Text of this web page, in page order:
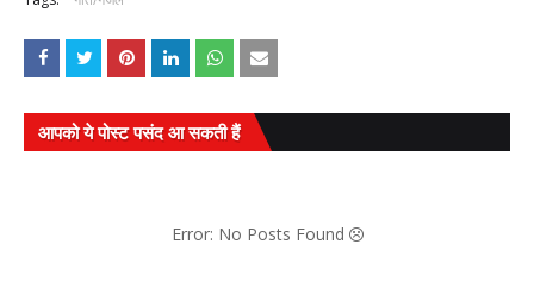
आपको ये पोस्ट पसंद आ सकती हैं
Error: No Posts Found